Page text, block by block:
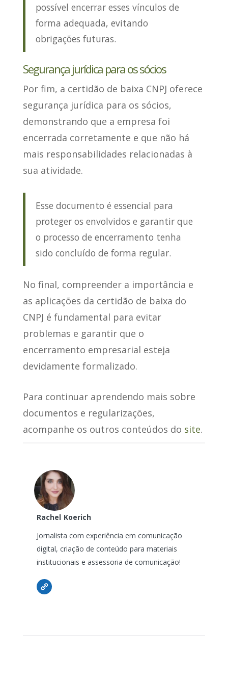
possível encerrar esses vínculos de
forma adequada, evitando
obrigações futuras.
Segurança jurídica para os sócios
Por fim, a certidão de baixa CNPJ oferece
segurança jurídica para os sócios,
demonstrando que a empresa foi
encerrada corretamente e que não há
mais responsabilidades relacionadas à
sua atividade.
Esse documento é essencial para
proteger os envolvidos e garantir que
o processo de encerramento tenha
sido concluído de forma regular.
No final, compreender a importância e
as aplicações da certidão de baixa do
CNPJ é fundamental para evitar
problemas e garantir que o
encerramento empresarial esteja
devidamente formalizado.
Para continuar aprendendo mais sobre
documentos e regularizações,
acompanhe os outros conteúdos do site.
Rachel Koerich
Jornalista com experiência em comunicação
digital, criação de conteúdo para materiais
institucionais e assessoria de comunicação!